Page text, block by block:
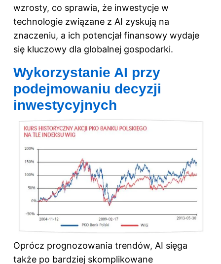
wzrosty, co sprawia, że inwestycje w
technologie związane z AI zyskują na
znaczeniu, a ich potencjał finansowy wydaje
się kluczowy dla globalnej gospodarki.
Wykorzystanie AI przy
podejmowaniu decyzji
inwestycyjnych
Oprócz prognozowania trendów, AI sięga
także po bardziej skomplikowane